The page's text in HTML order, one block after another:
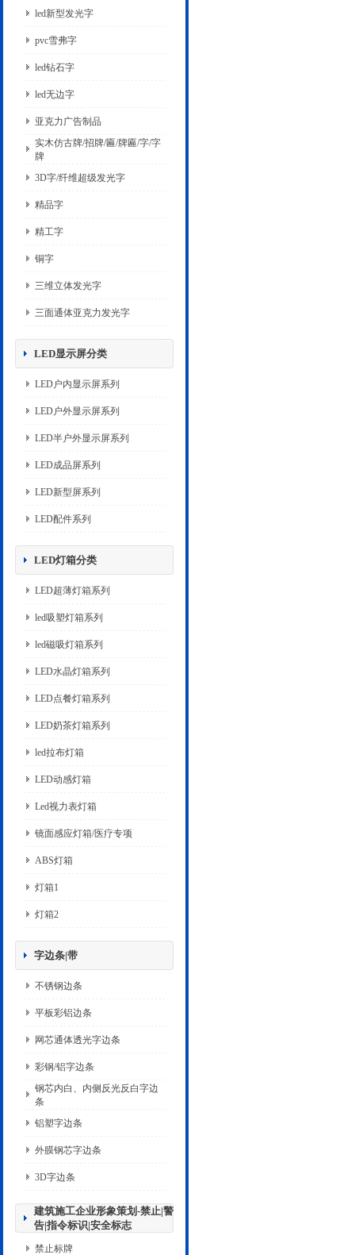
led新型发光字
pvc雪弗字
led钻石字
led无边字
亚克力广告制品
实木仿古牌/招牌/匾/牌匾/字/字
牌
3D字/纤维超级发光字
精品字
精工字
铜字
三维立体发光字
三面通体亚克力发光字
LED显示屏分类
LED户内显示屏系列
LED户外显示屏系列
LED半户外显示屏系列
LED成品屏系列
LED新型屏系列
LED配件系列
LED灯箱分类
LED超薄灯箱系列
led吸塑灯箱系列
led磁吸灯箱系列
LED水晶灯箱系列
LED点餐灯箱系列
LED奶茶灯箱系列
led拉布灯箱
LED动感灯箱
Led视力表灯箱
镜面感应灯箱/医疗专项
ABS灯箱
灯箱1
灯箱2
字边条|带
不锈钢边条
平板彩铝边条
网芯通体透光字边条
彩钢/铝字边条
钢芯内白、内侧反光反白字边
条
铝塑字边条
外膜钢芯字边条
3D字边条
建筑施工企业形象策划-禁止|警
告|指令标识|安全标志
禁止标牌